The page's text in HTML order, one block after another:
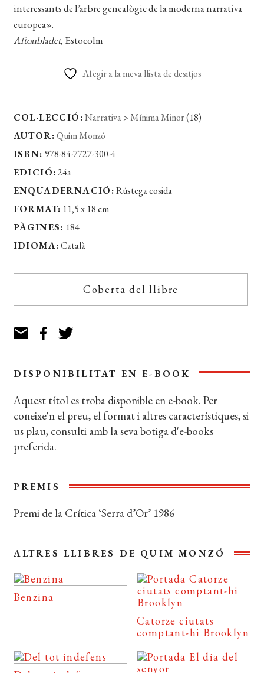
interessants de l’arbre genealògic de la moderna narrativa
europea».
Aftonbladet, Estocolm
Afegir a la meva llista de desitjos
COL·LECCIÓ:Narrativa> Mínima Minor(18)
AUTOR:Quim Monzó
ISBN: 978-84-7727-300-4
EDICIÓ:24a
ENQUADERNACIÓ:Rústega cosida
FORMAT: 11,5 x 18 cm
PÀGINES: 184
IDIOMA:Català
Coberta del llibre
DISPONIBILITAT EN E-BOOK
Aquest títol es troba disponible en e-book. Per
coneixe'n el preu, el format i altres característiques, si
us plau, consulti amb la seva botiga d'e-books
preferida.
PREMIS
Premi de la Crítica ‘Serra d’Or’ 1986
ALTRES LLIBRES DE QUIM MONZÓ
Benzina
Catorze ciutats
comptant-hi Brooklyn